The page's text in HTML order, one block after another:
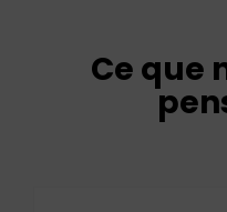
Ce que